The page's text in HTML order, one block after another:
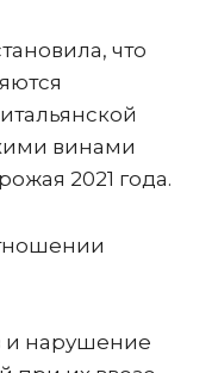
что
винами
2021 года.
и нарушение